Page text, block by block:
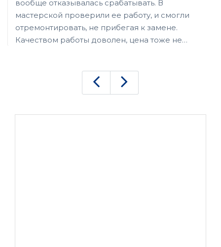
вообще отказывалась срабатывать. В
мастерской проверили ее работу, и смогли
отремонтировать, не прибегая к замене.
Качеством работы доволен, цена тоже не
гаджета, непременно обращусь сюда.